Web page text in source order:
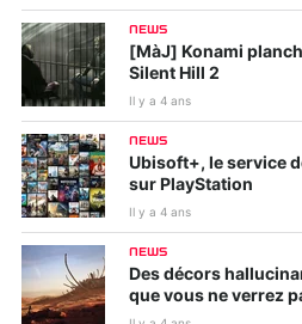
NEWS
[MàJ] Konami
Silent Hill 2
Il y a 4 ans
NEWS
Ubisoft+, le service
sur PlayStation
Il y a 4 ans
NEWS
Des décors
que vous ne verrez